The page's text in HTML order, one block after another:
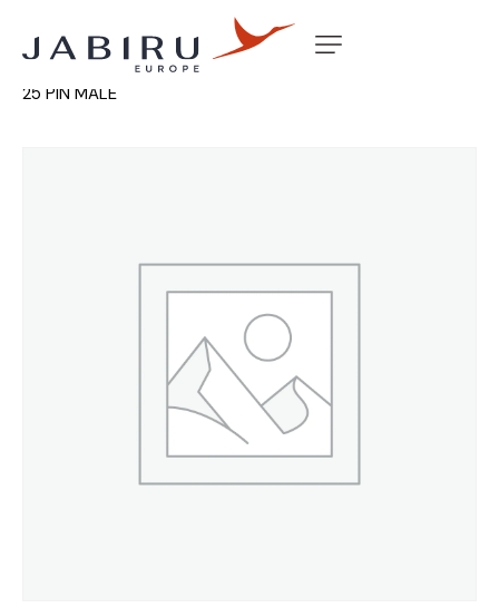
Accueil Non classé
25 PIN MALE